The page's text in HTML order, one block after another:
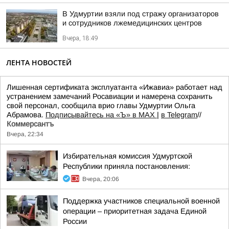
В Удмуртии взяли под стражу организаторов
и сотрудников лжемедицинских центров
Вчера, 18:49
ЛЕНТА НОВОСТЕЙ
Лишенная сертификата эксплуатанта «Ижавиа» работает над
устранением замечаний Росавиации и намерена сохранить
свой персонал, сообщила врио главы Удмуртии Ольга
Абрамова. Подписывайтесь на «Ъ» в MAX | в Telegram//
Коммерсантъ
Вчера, 22:34
Избирательная комиссия Удмуртской
Республики приняла постановления:
Вчера, 20:06
Поддержка участников специальной военной
операции – приоритетная задача Единой
России